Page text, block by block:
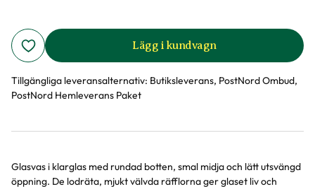
Lägg i kundvagn
Tillgängliga leveransalternativ: Butiksleverans, PostNord Ombud,
PostNord Hemleverans Paket
Produktinformation
Glasvas i klarglas med rundad botten, smal midja och lätt utsvängd
öppning. De lodräta, mjukt välvda räfflorna ger glaset liv och